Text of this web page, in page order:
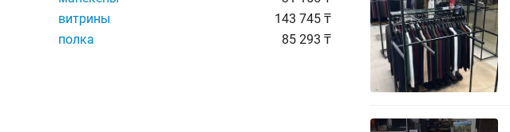
витрины
143 745 ₸
полка
85 293 ₸